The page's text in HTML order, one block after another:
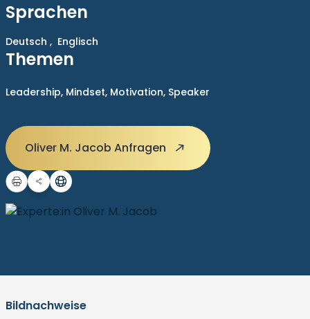
Sprachen
Deutsch , Englisch
Themen
Leadership, Mindset, Motivation, Speaker
Oliver M. Jacob Anfragen
Bildnachweise